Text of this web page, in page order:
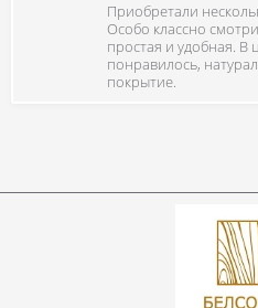
Приобретали
Особо классно
простая и удобная. В
понравилось,
покрытие.